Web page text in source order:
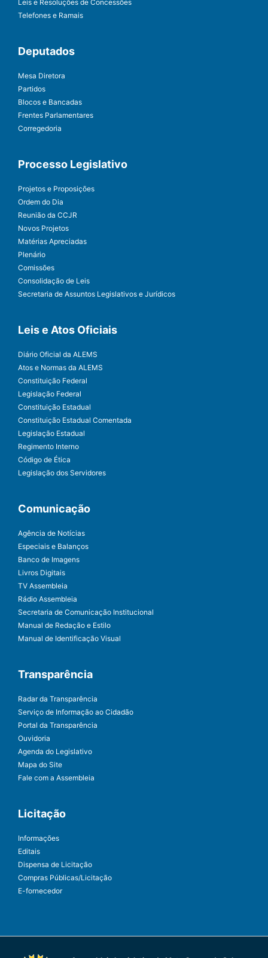
Leis e Resoluções de Concessões
Telefones e Ramais
Deputados
Mesa Diretora
Partidos
Blocos e Bancadas
Frentes Parlamentares
Corregedoria
Processo Legislativo
Projetos e Proposições
Ordem do Dia
Reunião da CCJR
Novos Projetos
Matérias Apreciadas
Plenário
Comissões
Consolidação de Leis
Secretaria de Assuntos Legislativos e Jurídicos
Leis e Atos Oficiais
Diário Oficial da ALEMS
Atos e Normas da ALEMS
Constituição Federal
Legislação Federal
Constituição Estadual
Constituição Estadual Comentada
Legislação Estadual
Regimento Interno
Código de Ética
Legislação dos Servidores
Comunicação
Agência de Notícias
Especiais e Balanços
Banco de Imagens
Livros Digitais
TV Assembleia
Rádio Assembleia
Secretaria de Comunicação Institucional
Manual de Redação e Estilo
Manual de Identificação Visual
Transparência
Radar da Transparência
Serviço de Informação ao Cidadão
Portal da Transparência
Ouvidoria
Agenda do Legislativo
Mapa do Site
Fale com a Assembleia
Licitação
Informações
Editais
Dispensa de Licitação
Compras Públicas/Licitação
E-fornecedor